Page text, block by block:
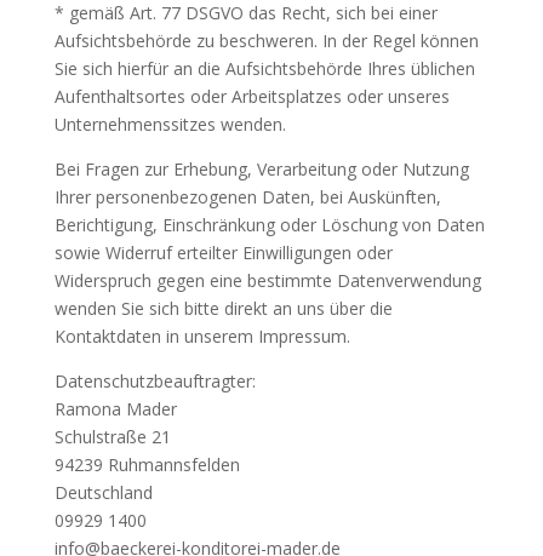
* gemäß Art. 77 DSGVO das Recht, sich bei einer
Aufsichtsbehörde zu beschweren. In der Regel können
Sie sich hierfür an die Aufsichtsbehörde Ihres üblichen
Aufenthaltsortes oder Arbeitsplatzes oder unseres
Unternehmenssitzes wenden.
Bei Fragen zur Erhebung, Verarbeitung oder Nutzung
Ihrer personenbezogenen Daten, bei Auskünften,
Berichtigung, Einschränkung oder Löschung von Daten
sowie Widerruf erteilter Einwilligungen oder
Widerspruch gegen eine bestimmte Datenverwendung
wenden Sie sich bitte direkt an uns über die
Kontaktdaten in unserem Impressum.
Datenschutzbeauftragter:
Ramona Mader
Schulstraße 21
94239 Ruhmannsfelden
Deutschland
09929 1400
info@baeckerei-konditorei-mader.de